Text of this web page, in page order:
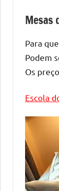
Mesas
Para
Podem
Os
Escola